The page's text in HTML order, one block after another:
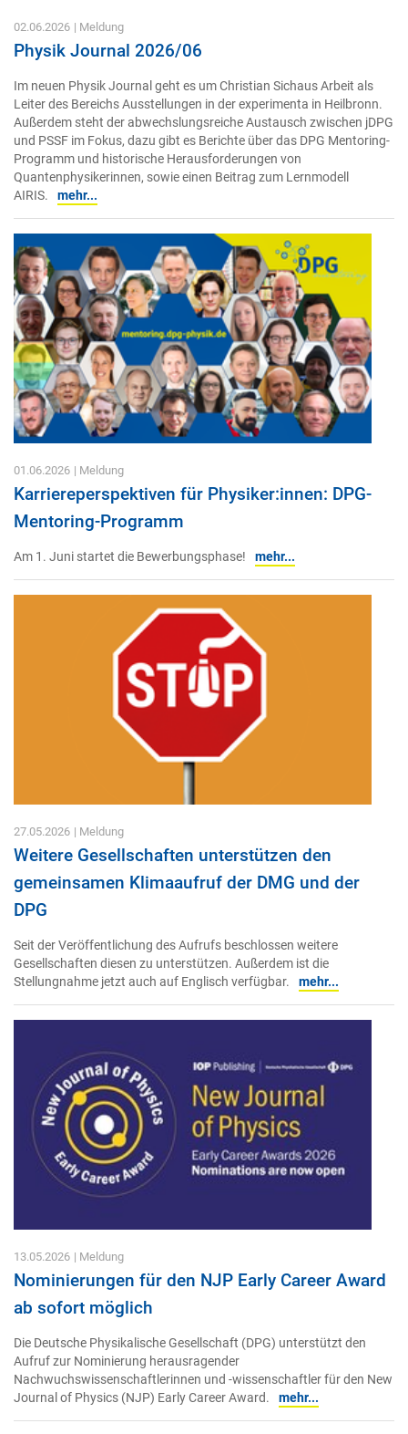
02.06.2026 | Meldung
Physik Journal 2026/06
Im neuen Physik Journal geht es um Christian Sichaus Arbeit als
Leiter des Bereichs Ausstellungen in der experimenta in Heilbronn.
Außerdem steht der abwechslungsreiche Austausch zwischen jDPG
und PSSF im Fokus, dazu gibt es Berichte über das DPG Mentoring-
Programm und historische Herausforderungen von
Quantenphysikerinnen, sowie einen Beitrag zum Lernmodell
AIRIS.
mehr...
01.06.2026 | Meldung
Karriereperspektiven für Physiker:innen: DPG-
Mentoring-Programm
Am 1. Juni startet die Bewerbungsphase! mehr...
27.05.2026 | Meldung
Weitere Gesellschaften unterstützen den
gemeinsamen Klimaaufruf der DMG und der
DPG
Seit der Veröffentlichung des Aufrufs beschlossen weitere
Gesellschaften diesen zu unterstützen. Außerdem ist die
Stellungnahme jetzt auch auf Englisch verfügbar.
mehr...
13.05.2026 | Meldung
Nominierungen für den NJP Early Career Award
ab sofort möglich
Die Deutsche Physikalische Gesellschaft (DPG) unterstützt den
Aufruf zur Nominierung herausragender
Nachwuchswissenschaftlerinnen und -wissenschaftler für den New
Journal of Physics (NJP) Early Career Award.
mehr...